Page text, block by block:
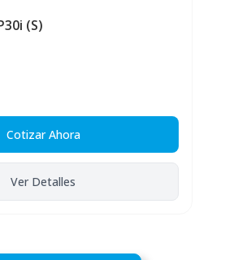
(S)
Cotizar Ahora
Ver Detalles